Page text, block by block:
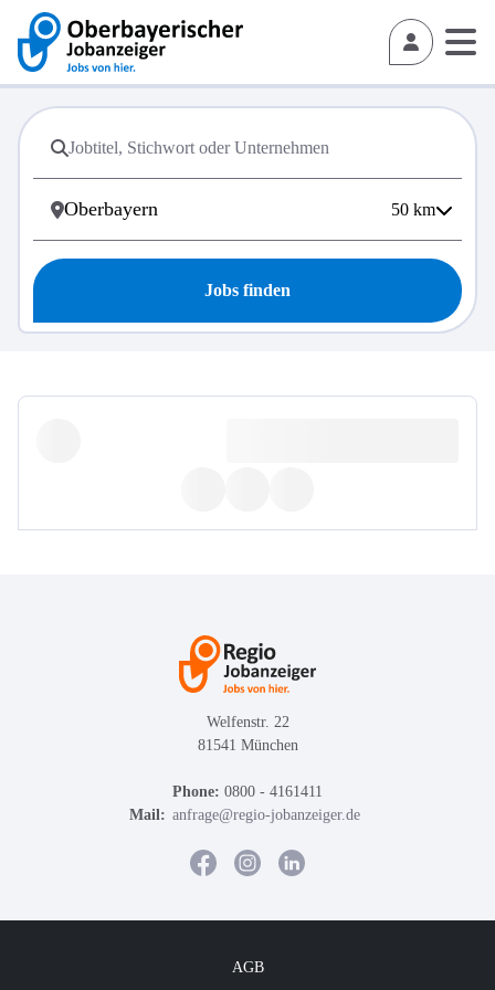
50 km
Jobs finden
Welfenstr. 22
81541 München
Phone: 0800 - 4161411
Mail: anfrage@regio-jobanzeiger.de
AGB